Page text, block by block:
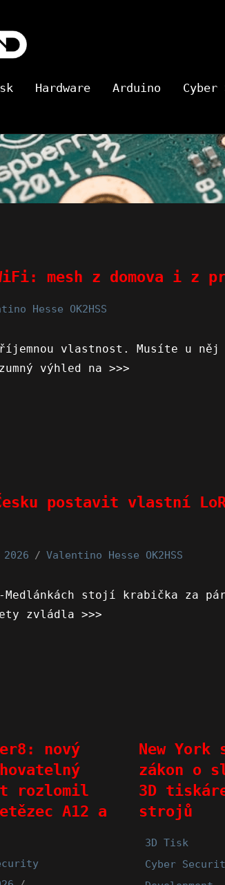
Wired
Hardware Arduino
mesh z domova i z
Hesse OK2HSS
vlastnost. Musíte u
výhled na >>>
postavit vlastní
Valentino Hesse OK2HSS
Medlánkách stojí krabička za
zvládla >>>
nový
rozlomil
A12 a
New
zákon o
3D
strojů
3D Tisk
Cyber